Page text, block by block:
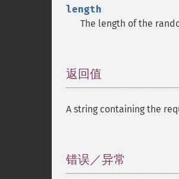
length
The length of the
返回值
A string containing the
错误／异常